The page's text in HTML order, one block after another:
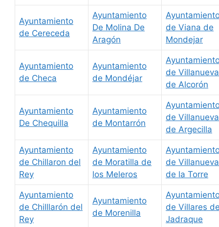
Ayuntamiento
de Cereceda
Ayuntamiento
De Molina De
Aragón
de Viana de
Mondejar
Ayuntamiento
de Checa
Ayuntamiento
de Mondéjar
de Villanueva
de Alcorón
Ayuntamiento
De Chequilla
Ayuntamiento
de Montarrón
de Villanueva
de Argecilla
Ayuntamiento
de Chillaron del
Rey
Ayuntamiento
de Moratilla de
los Meleros
de Villanueva
de la Torre
Ayuntamiento
de Chilllarón del
Rey
Ayuntamiento
de Morenilla
de Villares
Jadraque